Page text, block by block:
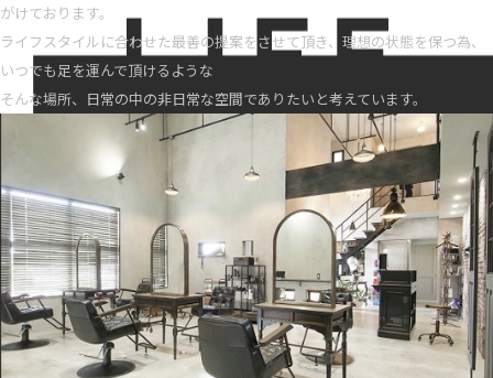
がけております。
ライフスタイルに合わせた最善の提案をさせて頂き、理想の状態を保つ為、
いつでも足を運んで頂けるような
そんな場所、日常の中の非日常な空間でありたいと考えています。